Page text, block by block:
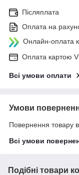
Післяплата
Оплата на
Онлайн-оплата
Оплата картою
Всі умови оплати
Умови
Повернення товару
Всі умови
Подібні товари